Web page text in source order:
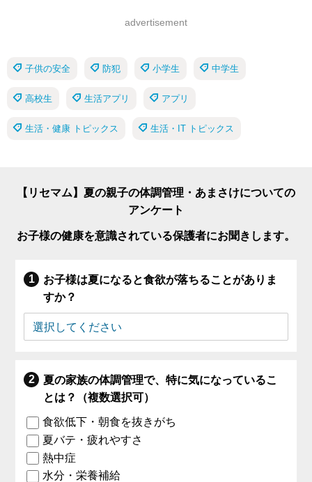
advertisement
子供の安全 防犯 小学生 中学生
高校生 生活アプリ アプリ
生活・健康 トピックス 生活・IT トピックス
【リセマム】夏の親子の体調管理・あまさけについての
アンケート
お子様の健康を意識されている保護者にお聞きします。
お子様は夏になると食欲が落ちることがありま
すか？
夏の家族の体調管理で、特に気になっているこ
とは？（複数選択可）
食欲低下・朝食を抜きがち
夏バテ・疲れやすさ
熱中症
水分・栄養補給